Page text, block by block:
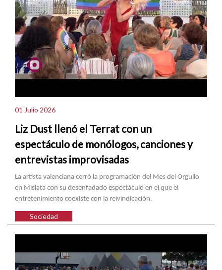
01 Julio 2026
Liz Dust llenó el Terrat con un
espectáculo de monólogos, canciones y
entrevistas improvisadas
La artista valenciana cerró la programación del Mes del Orgullo
en Mislata con su desenfadado espectáculo en el que el
entretenimiento coexiste con la reivindicación.
Sociedad